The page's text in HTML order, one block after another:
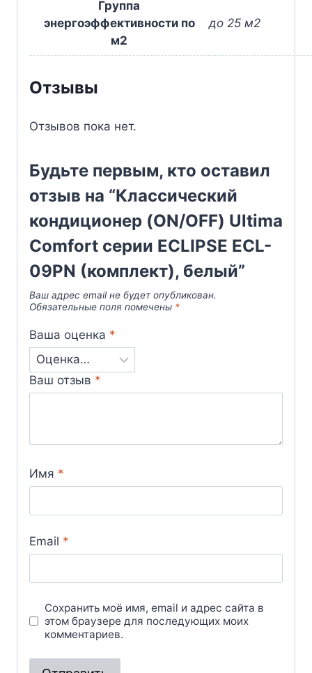
Группа
энергоэффективности по
м2
до 25 м2
Отзывы
Отзывов пока нет.
Будьте первым, кто оставил
отзыв на “Классический
кондиционер (ON/OFF) Ultima
Comfort серии ECLIPSE ECL-
09PN (комплект), белый”
Ваш адрес email не будет опубликован.
Обязательные поля помечены *
Ваша оценка *
Ваш отзыв *
Имя *
Email *
Сохранить моё имя, email и адрес сайта в
этом браузере для последующих моих
комментариев.